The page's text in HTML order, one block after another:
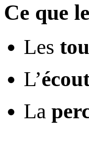
Ce que
Les
L’
La